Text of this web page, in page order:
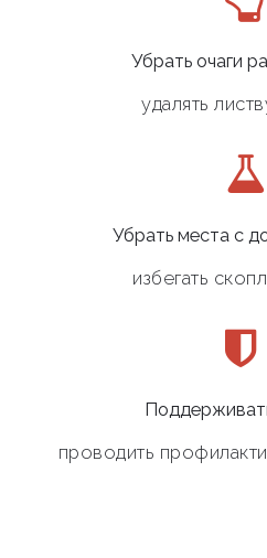
Убрать очаги
удалять
Убрать места с
избегать
проводить